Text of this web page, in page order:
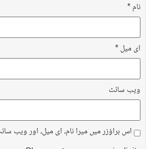
نام*
ای میل*
ویب‌ سائٹ
اس براؤزر میں میرا نام، ای میل، اور ویب